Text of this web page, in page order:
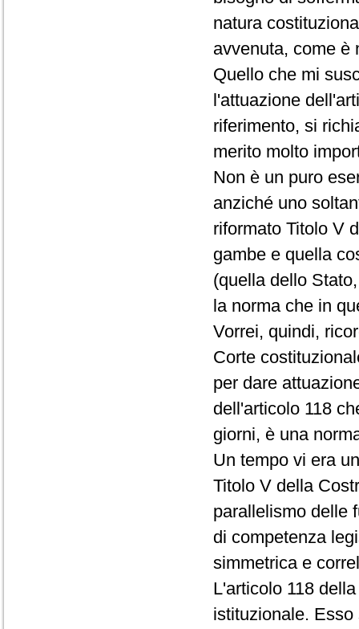
natura
avvenuta, come è
Quello che mi
l'attuazione
riferimento, si
merito molto
Non è un puro
anziché uno
riformato Titolo V
gambe e quella
(quella dello
la norma che in
Vorrei, quindi,
Corte
per dare
dell'articolo 118
giorni, è una
Un tempo vi era
Titolo V della
parallelismo delle
di competenza
simmetrica e
L'articolo 118
istituzionale.